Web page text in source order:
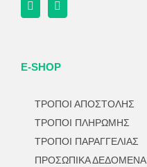
E-SHOP
ΤΡΟΠΟΙ ΑΠΟΣΤΟΛΗΣ
ΤΡΟΠΟΙ ΠΛΗΡΩΜΗΣ
ΤΡΟΠΟΙ ΠΑΡΑΓΓΕΛΙΑΣ
ΠΡΟΣΩΠΙΚΑ ΔΕΔΟΜΕΝΑ